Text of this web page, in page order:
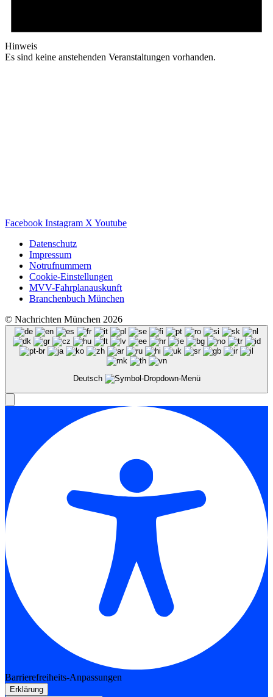
Hinweis
Es sind keine anstehenden Veranstaltungen vorhanden.
Facebook Instagram X Youtube
Datenschutz
Impressum
Notrufnummern
Cookie-Einstellungen
MVV-Fahrplanauskunft
Branchenbuch München
© Nachrichten München 2026
Deutsch
Barrierefreiheits-Anpassungen
Erklärung